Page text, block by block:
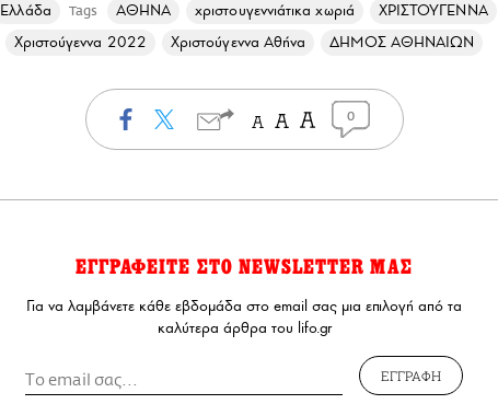
Ελλάδα Tags ΑΘΗΝΑ χριστουγεννιάτικα χωριά
ΧΡΙΣΤΟΥΓΕΝΝΑ
Χριστούγεννα 2022
Χριστούγεννα Αθήνα ΔΗΜΟΣ ΑΘΗΝΑΙΩΝ
0
ΕΓΓΡΑΦΕΙΤΕ ΣΤΟ NEWSLETTER ΜΑΣ
Για να λαμβάνετε κάθε εβδομάδα στο email σας μια επιλογή από τα
καλύτερα άρθρα του lifo.gr
ΕΓΓΡΑΦΗ